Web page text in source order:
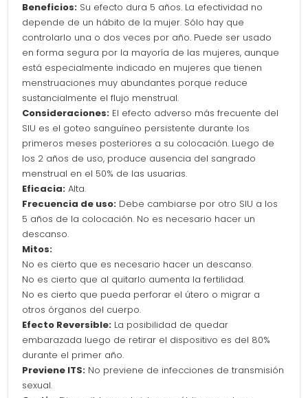
Beneficios: Su efecto dura 5 años. La efectividad no
depende de un hábito de la mujer. Sólo hay que
controlarlo una o dos veces por año. Puede ser usado
en forma segura por la mayoría de las mujeres, aunque
está especialmente indicado en mujeres que tienen
menstruaciones muy abundantes porque reduce
sustancialmente el flujo menstrual.
Consideraciones: El efecto adverso más frecuente del
SIU es el goteo sanguíneo persistente durante los
primeros meses posteriores a su colocación. Luego de
los 2 años de uso, produce ausencia del sangrado
menstrual en el 50% de las usuarias.
Eficacia: Alta.
Frecuencia de uso: Debe cambiarse por otro SIU a los
5 años de la colocación. No es necesario hacer un
descanso.
Mitos:
No es cierto que es necesario hacer un descanso.
No es cierto que al quitarlo aumenta la fertilidad.
No es cierto que pueda perforar el útero o migrar a
otros órganos del cuerpo.
Efecto Reversible: La posibilidad de quedar
embarazada luego de retirar el dispositivo es del 80%
durante el primer año.
Previene ITS: No previene de infecciones de transmisión
sexual.